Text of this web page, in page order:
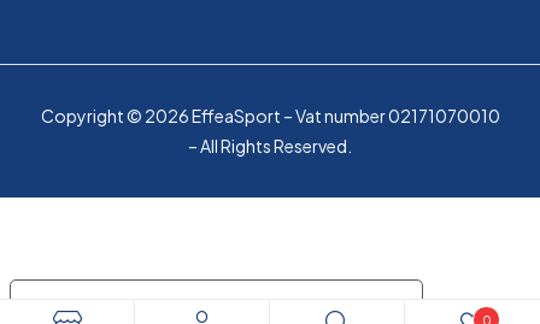
Copyright © 2026 EffeaSport – Vat number 02171070010
– All Rights Reserved.
0